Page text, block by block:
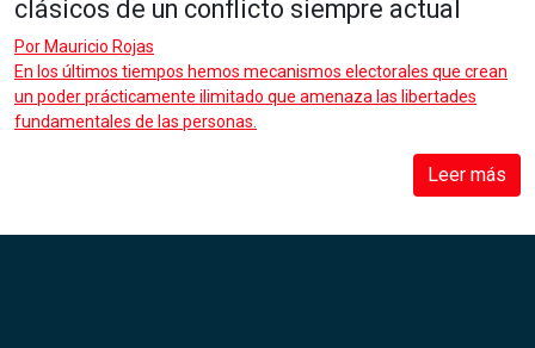
clásicos de un conflicto siempre actual
Por Mauricio Rojas
En los últimos tiempos hemos mecanismos electorales que crean
un poder prácticamente ilimitado que amenaza las libertades
fundamentales de las personas.
Leer más